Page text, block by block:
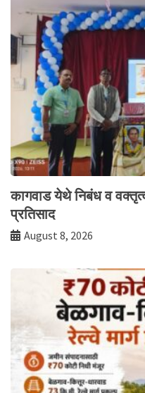
कागवाड येथे निबंध व वक्तृत्व
प्रतिसाद
August 8, 2026